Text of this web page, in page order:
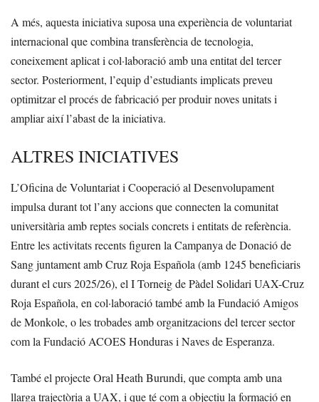
A més, aquesta iniciativa suposa una experiència de voluntariat
internacional que combina transferència de tecnologia,
coneixement aplicat i col·laboració amb una entitat del tercer
sector. Posteriorment, l’equip d’estudiants implicats preveu
optimitzar el procés de fabricació per produir noves unitats i
ampliar així l’abast de la iniciativa.
ALTRES INICIATIVES
L’Oficina de Voluntariat i Cooperació al Desenvolupament
impulsa durant tot l’any accions que connecten la comunitat
universitària amb reptes socials concrets i entitats de referència.
Entre les activitats recents figuren la Campanya de Donació de
Sang juntament amb Cruz Roja Española (amb 1245 beneficiaris
durant el curs 2025/26), el I Torneig de Pàdel Solidari UAX-Cruz
Roja Española, en col·laboració també amb la Fundació Amigos
de Monkole, o les trobades amb organitzacions del tercer sector
com la Fundació ACOES Honduras i Naves de Esperanza.
També el projecte Oral Heath Burundi, que compta amb una
llarga trajectòria a UAX, i que té com a objectiu la formació en